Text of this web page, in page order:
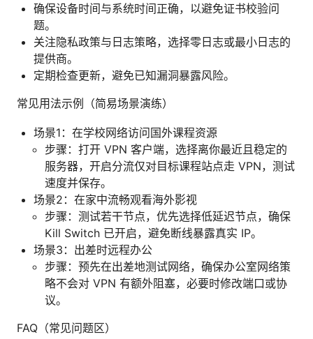
确保设备时间与系统时间正确，以避免证书校验问
题。
关注隐私政策与日志策略，选择零日志或最小日志的
提供商。
定期检查更新，避免已知漏洞暴露风险。
常见用法示例（简易场景演练）
场景1：在学校网络访问国外课程资源
步骤：打开 VPN 客户端，选择离你最近且稳定的
服务器，开启分流仅对目标课程站点走 VPN，测试
速度并保存。
场景2：在家中流畅观看海外影视
步骤：测试若干节点，优先选择低延迟节点，确保
Kill Switch 已开启，避免断线暴露真实 IP。
场景3：出差时远程办公
步骤：预先在出差地测试网络，确保办公室网络策
略不会对 VPN 有额外阻塞，必要时修改端口或协
议。
FAQ（常见问题区）